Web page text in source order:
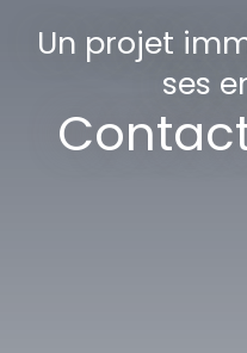
Un projet
ses